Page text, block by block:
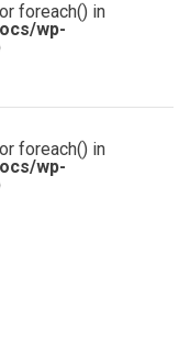
foreach() in
wp-
foreach() in
wp-